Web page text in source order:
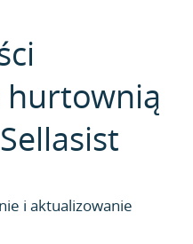
hurtownią
i aktualizowanie